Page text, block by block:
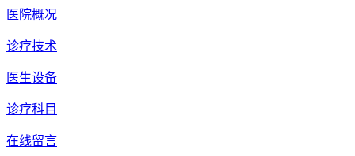
医院概况
诊疗技术
医生设备
诊疗科目
在线留言